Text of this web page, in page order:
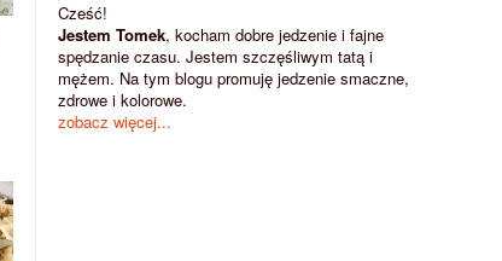
Cześć!
Jestem Tomek, kocham dobre jedzenie i fajne
spędzanie czasu. Jestem szczęśliwym tatą i
mężem. Na tym blogu promuję jedzenie smaczne,
zdrowe i kolorowe.
zobacz więcej...